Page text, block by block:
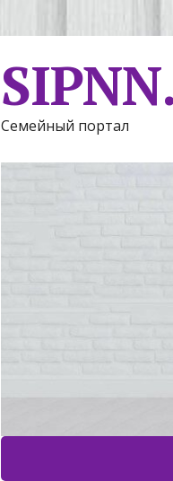
Семейный портал